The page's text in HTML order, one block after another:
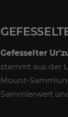
Gefesselter
stammt aus der
Mount-
Sammlerwert